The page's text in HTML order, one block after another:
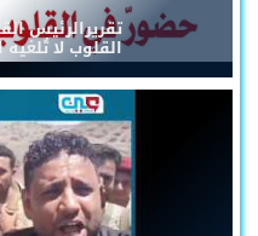
تقريرالرئيس
القلوب لا تُلغيه